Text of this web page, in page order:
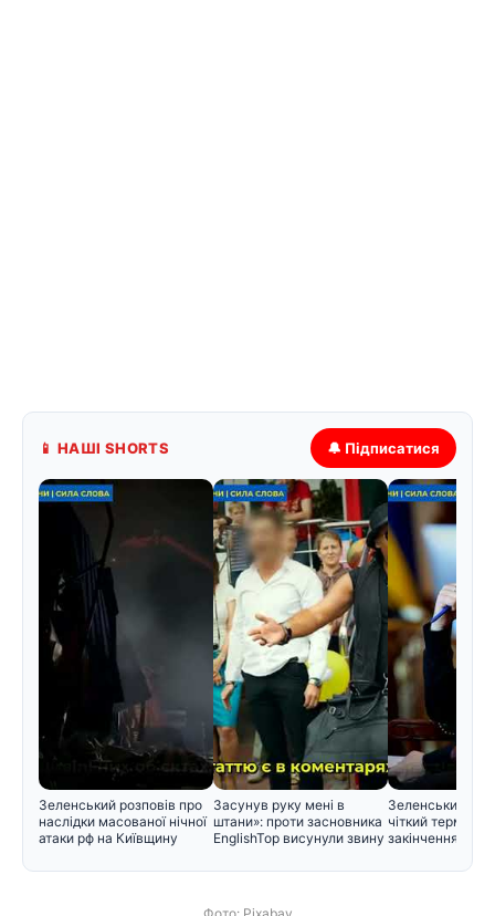
📱 НАШІ SHORTS 🔔 Підписатися
Зеленський розповів про
наслідки масованої нічної
атаки рф на Київщину
Засунув руку мені в
штани»: проти засновника
EnglishTop висунули звину
Зеленський
чіткий термін
закінчення війни